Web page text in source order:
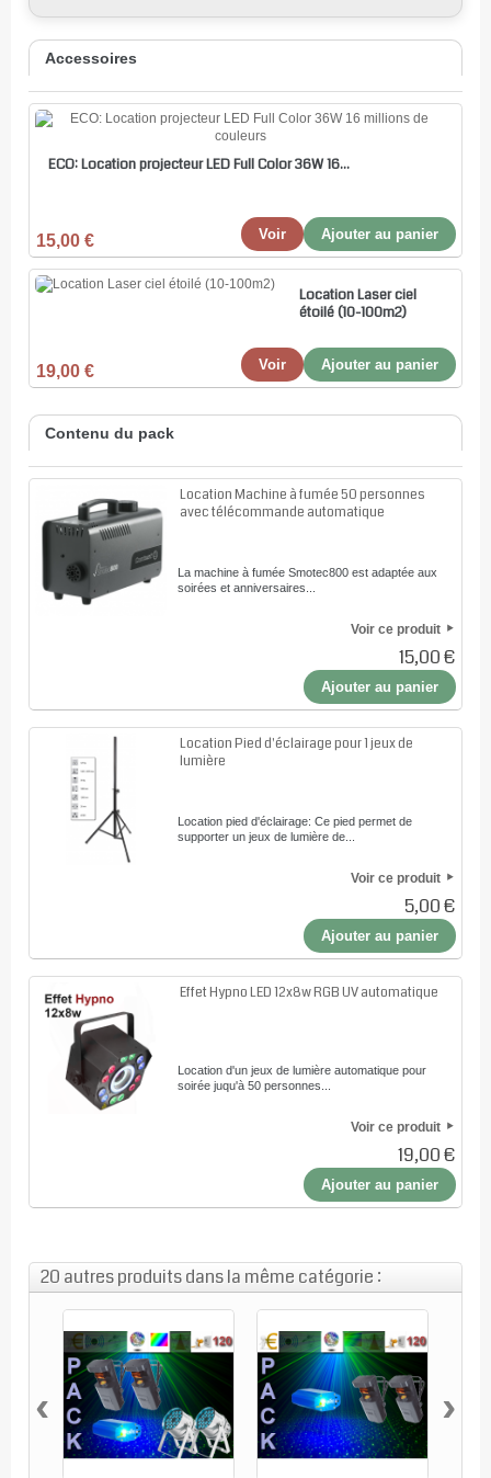
Accessoires
ECO: Location projecteur LED Full Color 36W 16...
15,00 € Ajouter au panier
Voir
Location Laser ciel
étoilé (10-100m2)
19,00 € Ajouter au panier
Voir
Contenu du pack
Location Machine à fumée 50 personnes
avec télécommande automatique
La machine à fumée Smotec800 est adaptée aux
soirées et anniversaires...
Voir ce produit
15,00 €
Ajouter au panier
Location Pied d'éclairage pour 1 jeux de
lumière
Location pied d'éclairage: Ce pied permet de
supporter un jeux de lumière de...
Voir ce produit
5,00 €
Ajouter au panier
Effet Hypno LED 12x8w RGB UV automatique
Location d'un jeux de lumière automatique pour
soirée juqu'à 50 personnes...
Voir ce produit
19,00 €
Ajouter au panier
20 autres produits dans la même catégorie :
‹ ›